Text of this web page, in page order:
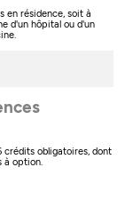
en résidence, soit à
d'un hôpital ou d'un
crédits obligatoires, dont
à option.